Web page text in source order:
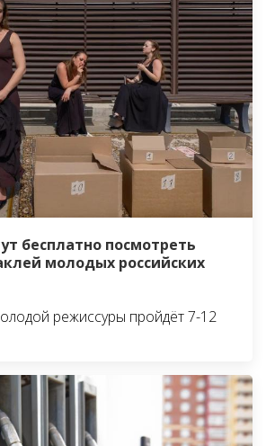
бесплатно посмотреть
молодых российских
режиссуры пройдёт 7-12